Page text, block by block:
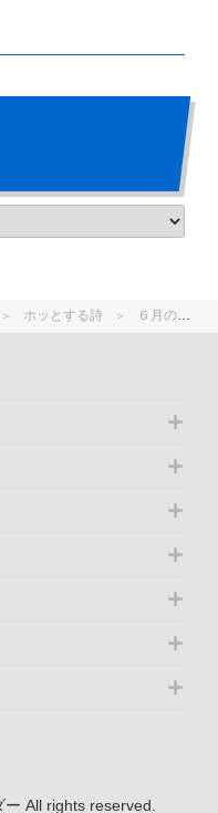
ホッとする詩 ６月の詩 ありがとうの深度 谷川 俊太郎
All rights reserved.